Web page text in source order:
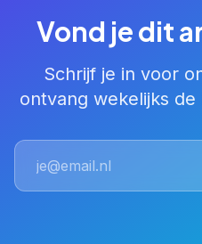
Vond je dit
Schrijf je in voor
ontvang wekelijks